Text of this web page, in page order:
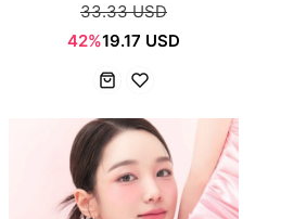
33.33 USD
42%19.17 USD